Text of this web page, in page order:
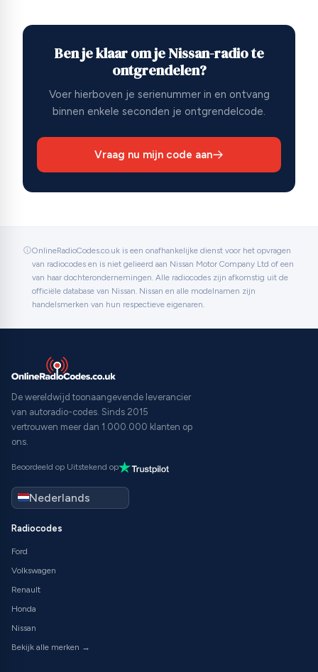
Ben je klaar om je Nissan-radio te
ontgrendelen?
Voer hierboven je serienummer in en ontvang
binnen enkele seconden je ontgrendelcode.
Vraag nu mijn code aan
OnlineRadioCodes.co.uk is een onafhankelijke dienst voor het opvragen
van radiocodes en is niet gelieerd aan Nissan Motor Company Ltd of een
van haar dochterondernemingen. Alle radiocodes zijn afkomstig uit de
officiële database van Nissan. Nissan en alle modelnamen zijn
handelsmerken van hun respectieve eigenaren.
De wereldwijd toonaangevende leverancier
van autoradio-codes. Sinds 2015
vertrouwen meer dan 1.000.000 klanten op
ons.
Beoordeeld op Uitstekend op
Radiocodes
Ford
Volkswagen
Renault
Honda
Nissan
Bekijk alle merken →